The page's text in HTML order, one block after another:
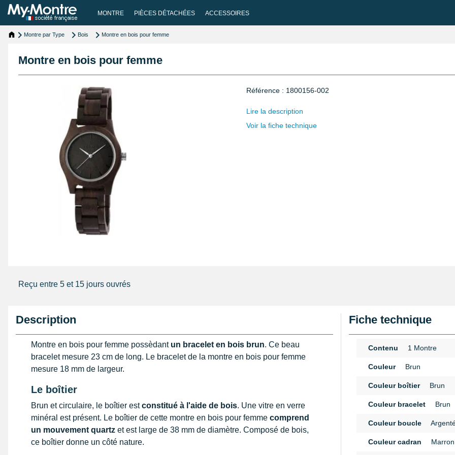
MONTRE PIÈCES DÉTACHÉES ACCESSOIRES
Montre par Type Bois Montre en bois pour femme
Montre en bois pour femme
Référence : 1800156-002
Lire la description
Voir la fiche technique
Reçu entre 5 et 15 jours ouvrés
Description
Montre en bois pour femme possèdant un bracelet en bois brun. Ce beau
bracelet mesure 23 cm de long. Le bracelet de la montre en bois pour femme
mesure 18 mm de largeur.
Le boîtier
Brun et circulaire, le boîtier estconstitué à l'aide de bois. Une vitre en verre
minéral est présent. Le boîtier de cette montre en bois pour femme comprend
un mouvement quartz et est large de 38 mm de diamètre. Composé de bois,
ce boîtier donne un côté nature.
Fiche technique
Contenu 1 Montre
Couleur Brun
Couleur boîtier Brun
Couleur bracelet Brun
Couleur boucle
Couleur cadran Marron